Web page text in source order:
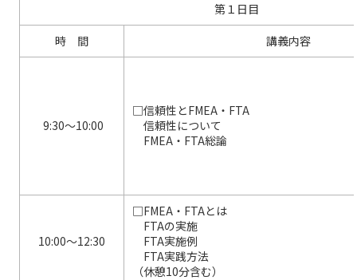
第１日目
時 間
講義内容
9:30～10:00
□信頼性とFMEA・FTA
信頼性について
FMEA・FTA総論
10:00～12:30
□FMEA・FTAとは
FTAの実施
FTA実施例
FTA実践方法
（休憩10分含む）